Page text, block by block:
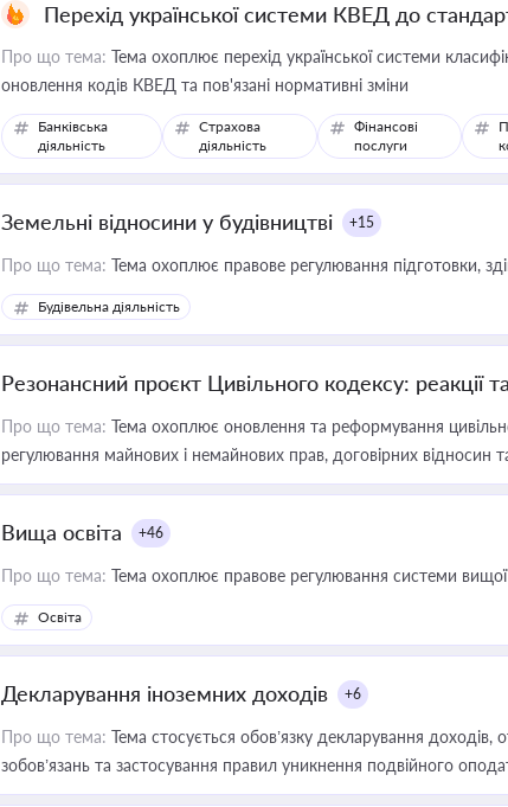
Перехід української системи КВЕД до
Про що тема: Тема охоплює перехід української системи
оновлення кодів КВЕД та пов'язані нормативні зміни
Банківська
діяльність
Страхова
діяльність
Фінансові
послуги
Земельні відносини у будівництві +15
Про що тема: Тема охоплює правове регулювання підготовки,
Будівельна діяльність
Резонансний проєкт Цивільного кодексу: реакції
Про що тема: Тема охоплює оновлення та реформування
регулювання майнових і немайнових прав, договірних відносин
Вища освіта +46
Про що тема: Тема охоплює правове регулювання системи вищої
Освіта
Декларування іноземних доходів +6
Про що тема: Тема стосується обов’язку декларування
зобов’язань та застосування правил уникнення подвійного